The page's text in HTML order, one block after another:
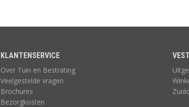
KLANTENSERVICE
Over Tuin en Bestrating
Veelgestelde vragen
Brochures
Bezorgkosten